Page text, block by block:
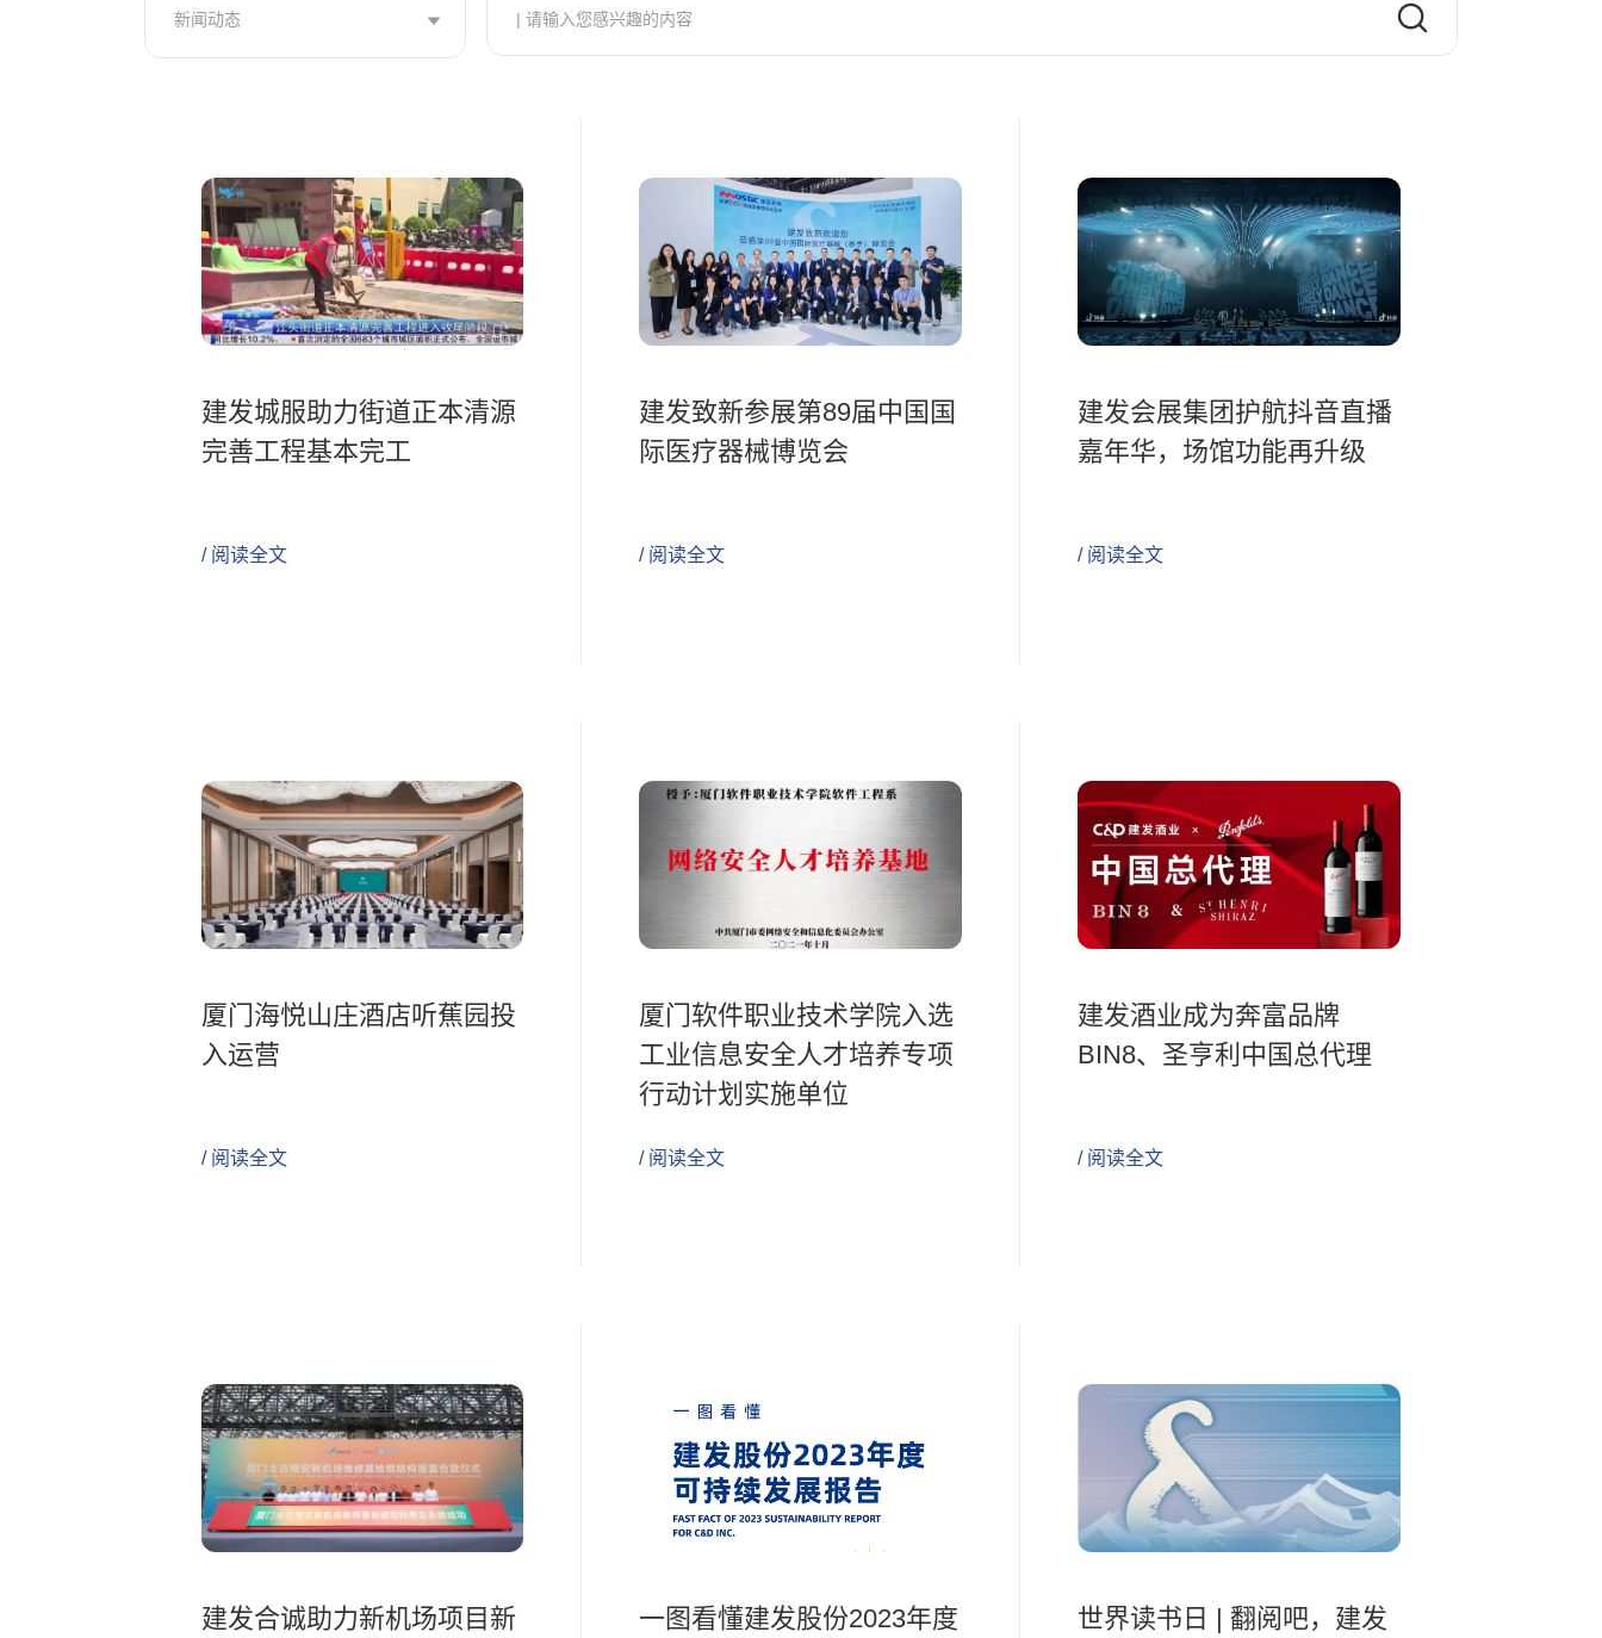
新闻动态
建发城服助力街道正本清源
完善工程基本完工
/ 阅读全文
建发致新参展第89届中国国
际医疗器械博览会
/ 阅读全文
建发会展集团护航抖音直播
嘉年华，场馆功能再升级
/ 阅读全文
厦门海悦山庄酒店听蕉园投
入运营
/ 阅读全文
厦门软件职业技术学院入选
工业信息安全人才培养专项
行动计划实施单位
/ 阅读全文
建发酒业成为奔富品牌
BIN8、圣亨利中国总代理
/ 阅读全文
建发合诚助力新机场项目新
一图看懂建发股份2023年度
世界读书日 | 翻阅吧，建发